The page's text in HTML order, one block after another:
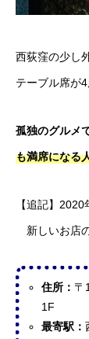
西荻窪の少し
テーブル席が
孤独のグルメ
も満席になる
【追記】
新しいお店
住所： 〒
1F
最寄駅：